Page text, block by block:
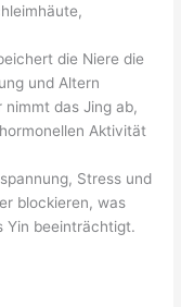
die Niere die
und Altern
das Jing ab,
Aktivität
Stress und
blockieren, was
Yin beeinträchtigt.